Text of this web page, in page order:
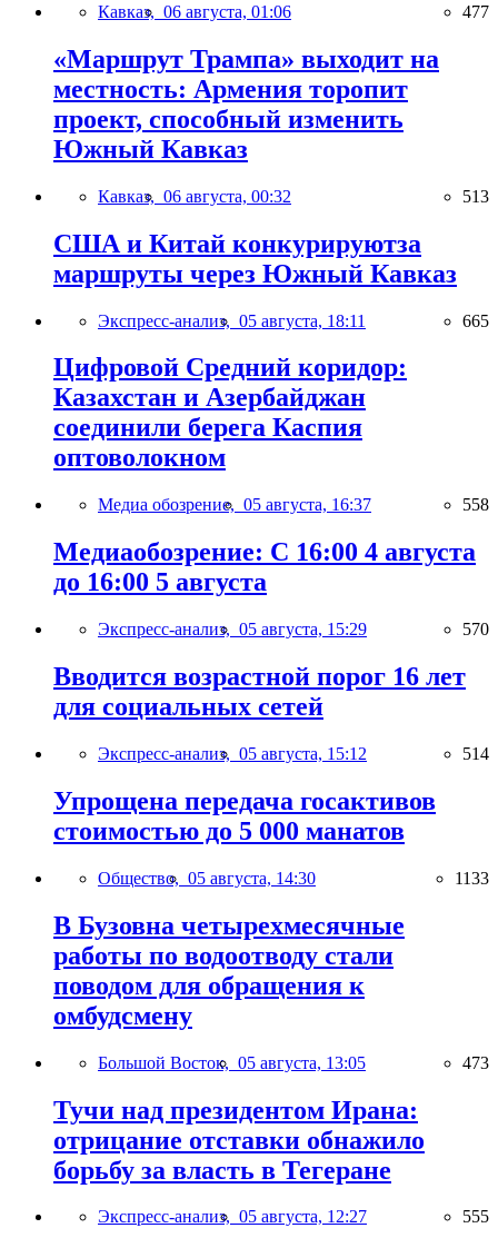
Кавказ, 06 августа, 01:06 477
«Маршрут Трампа» выходит на
местность: Армения торопит
проект, способный изменить
Южный Кавказ
Кавказ, 06 августа, 00:32 513
США и Китай конкурируютза
маршруты через Южный Кавказ
Экспресс-анализ, 05 августа, 18:11 665
Цифровой Средний коридор:
Казахстан и Азербайджан
соединили берега Каспия
оптоволокном
Медиа обозрение, 05 августа, 16:37 558
Медиаобозрение: С 16:00 4 августа
до 16:00 5 августа
Экспресс-анализ, 05 августа, 15:29 570
Вводится возрастной порог 16 лет
для социальных сетей
Экспресс-анализ, 05 августа, 15:12 514
Упрощена передача госактивов
стоимостью до 5 000 манатов
Общество, 05 августа, 14:30 1133
В Бузовна четырехмесячные
работы по водоотводу стали
поводом для обращения к
омбудсмену
Большой Восток, 05 августа, 13:05 473
Тучи над президентом Ирана:
отрицание отставки обнажило
борьбу за власть в Тегеране
Экспресс-анализ, 05 августа, 12:27 555